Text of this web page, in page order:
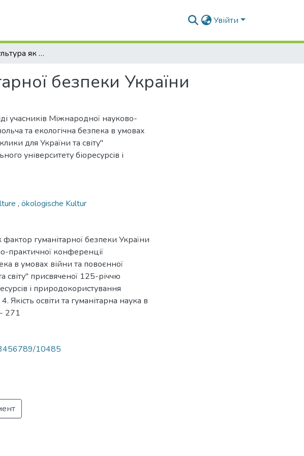
Увійти
Екологічна культура як фактор гуманітарної безпеки України
безпеки України
учасників Міжнародної науково-
та екологічна безпека в умовах
для України та світу"
університету біоресурсів і
, ökologische Kultur
гуманітарної безпеки України
практичної конференції
в умовах війни та повоєнної
світу" присвяченої 125-річчю
і природокористування
освіти та гуманітарна наука в
271
10485